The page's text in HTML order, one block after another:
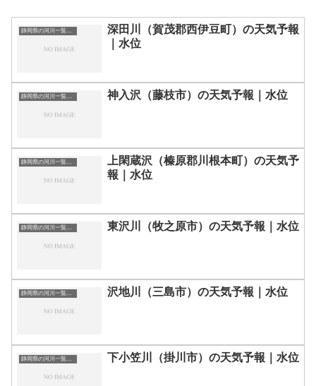
静岡県の河川一覧まとめ静岡県の河川を市町村別に一覧化しました。伊東市伊豆の国市伊豆市下田市賀茂郡河津町賀茂郡松崎町賀茂郡西伊豆町賀茂郡東伊豆町賀茂郡南伊豆町掛川市菊川市湖西市御前崎市御殿場市三島市周智郡森町駿東郡小山町駿東郡清水町駿東郡長泉町沼津市焼津市榛原郡吉田町榛原郡川根本町裾野市静岡市袋井市田方郡函南町島田市藤枝市熱海市磐田市浜松市富士宮市富士市牧之原市-静岡県の河川一覧
深田川（賀茂郡西伊豆町）の天気予報
｜水位
静岡県の河川一覧まとめ静岡県の河川を市町村別に一覧化しました。伊東市伊豆の国市伊豆市下田市賀茂郡河津町賀茂郡松崎町賀茂郡西伊豆町賀茂郡東伊豆町賀茂郡南伊豆町掛川市菊川市湖西市御前崎市御殿場市三島市周智郡森町駿東郡小山町駿東郡清水町駿東郡長泉町沼津市焼津市榛原郡吉田町榛原郡川根本町裾野市静岡市袋井市田方郡函南町島田市藤枝市熱海市磐田市浜松市富士宮市富士市牧之原市-静岡県の河川一覧 神入沢（藤枝市）の天気予報｜水位
静岡県の河川一覧まとめ静岡県の河川を市町村別に一覧化しました。伊東市伊豆の国市伊豆市下田市賀茂郡河津町賀茂郡松崎町賀茂郡西伊豆町賀茂郡東伊豆町賀茂郡南伊豆町掛川市菊川市湖西市御前崎市御殿場市三島市周智郡森町駿東郡小山町駿東郡清水町駿東郡長泉町沼津市焼津市榛原郡吉田町榛原郡川根本町裾野市静岡市袋井市田方郡函南町島田市藤枝市熱海市磐田市浜松市富士宮市富士市牧之原市-静岡県の河川一覧
上閑蔵沢（榛原郡川根本町）の天気予
報｜水位
静岡県の河川一覧まとめ静岡県の河川を市町村別に一覧化しました。伊東市伊豆の国市伊豆市下田市賀茂郡河津町賀茂郡松崎町賀茂郡西伊豆町賀茂郡東伊豆町賀茂郡南伊豆町掛川市菊川市湖西市御前崎市御殿場市三島市周智郡森町駿東郡小山町駿東郡清水町駿東郡長泉町沼津市焼津市榛原郡吉田町榛原郡川根本町裾野市静岡市袋井市田方郡函南町島田市藤枝市熱海市磐田市浜松市富士宮市富士市牧之原市-静岡県の河川一覧 東沢川（牧之原市）の天気予報｜水位
静岡県の河川一覧まとめ静岡県の河川を市町村別に一覧化しました。伊東市伊豆の国市伊豆市下田市賀茂郡河津町賀茂郡松崎町賀茂郡西伊豆町賀茂郡東伊豆町賀茂郡南伊豆町掛川市菊川市湖西市御前崎市御殿場市三島市周智郡森町駿東郡小山町駿東郡清水町駿東郡長泉町沼津市焼津市榛原郡吉田町榛原郡川根本町裾野市静岡市袋井市田方郡函南町島田市藤枝市熱海市磐田市浜松市富士宮市富士市牧之原市-静岡県の河川一覧 沢地川（三島市）の天気予報｜水位
静岡県の河川一覧まとめ静岡県の河川を市町村別に一覧化しました。伊東市伊豆の国市伊豆市下田市賀茂郡河津町賀茂郡松崎町賀茂郡西伊豆町賀茂郡東伊豆町賀茂郡南伊豆町掛川市菊川市湖西市御前崎市御殿場市三島市周智郡森町駿東郡小山町駿東郡清水町駿東郡長泉町沼津市焼津市榛原郡吉田町榛原郡川根本町裾野市静岡市袋井市田方郡函南町島田市藤枝市熱海市磐田市浜松市富士宮市富士市牧之原市-静岡県の河川一覧 下小笠川（掛川市）の天気予報｜水位